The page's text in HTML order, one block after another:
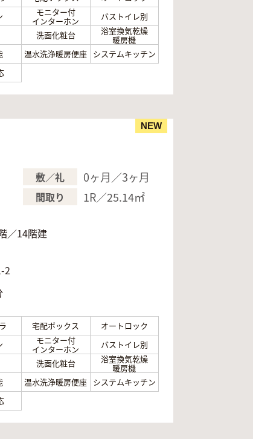
モニター付
インターホン
バストイレ別
洗面化粧台 浴室換気乾燥
暖房機
温水洗浄暖房便座 システムキッチン
NEW
敷／礼 0ヶ月／3ヶ月
間取り 1R／25.14㎡
／14階建
2
宅配ボックス
オートロック
モニター付
インターホン
バストイレ別
洗面化粧台 浴室換気乾燥
暖房機
温水洗浄暖房便座 システムキッチン